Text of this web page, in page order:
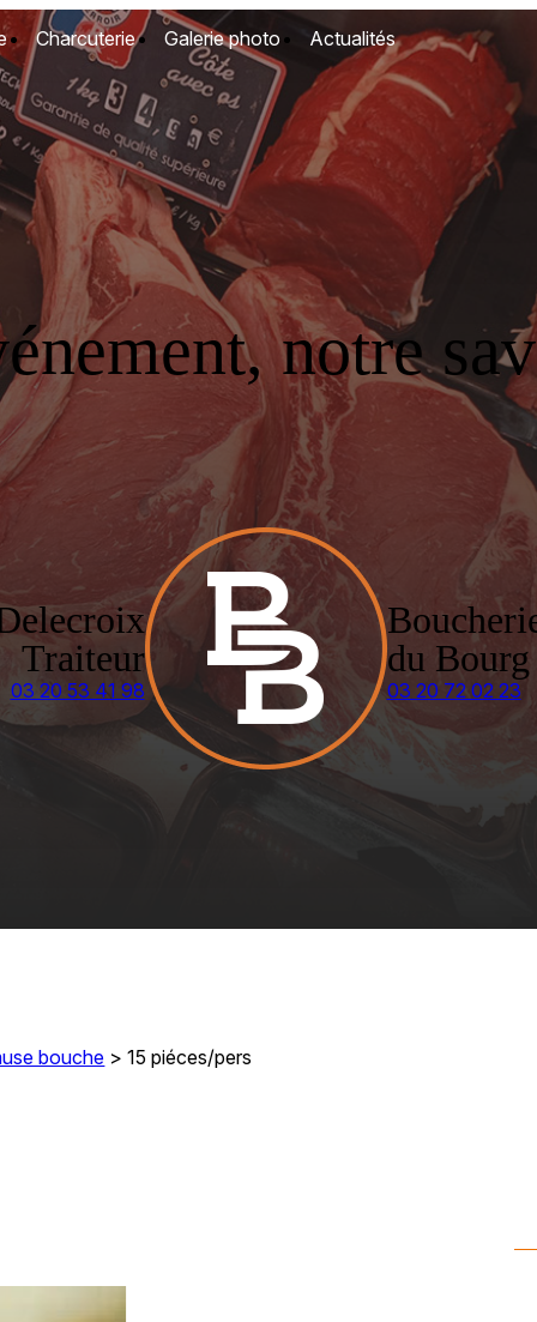
Charcuterie Galerie photo Actualités
notre
Traiteur
03 20 53 41 98
du Bourg
03 20 72 02 23
bouche >15 piéces/pers